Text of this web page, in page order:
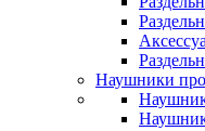
Наушники